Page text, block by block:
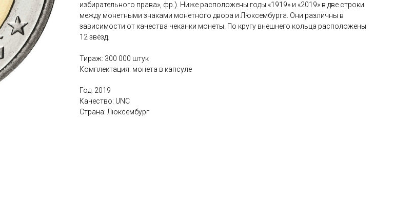
избирательного права», фр.). Ниже расположены годы «1919» и «2019» в две строки
между монетными знаками монетного двора и Люксембурга. Они различны в
зависимости от качества чеканки монеты. По кругу внешнего кольца расположены
12 звёзд.
Тираж: 300 000 штук
Комплектация: монета в капсуле
Год: 2019
Качество: UNC
Страна: Люксембург